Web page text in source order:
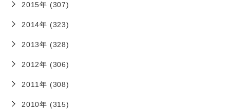
2015年 (307)
2014年 (323)
2013年 (328)
2012年 (306)
2011年 (308)
2010年 (315)